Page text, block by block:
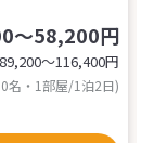
～58,200円
89,200〜116,400円
名・1部屋/1泊2日)